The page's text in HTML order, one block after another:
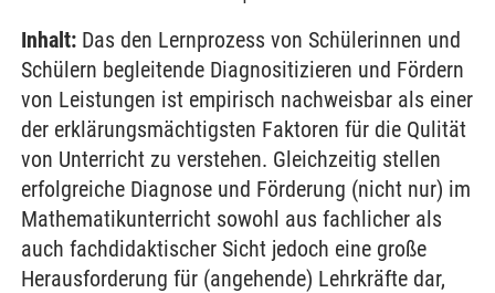
Inhalt: Das den Lernprozess von Schülerinnen und
Schülern begleitende Diagnositizieren und Fördern
von Leistungen ist empirisch nachweisbar als einer
der erklärungsmächtigsten Faktoren für die Qulität
von Unterricht zu verstehen. Gleichzeitig stellen
erfolgreiche Diagnose und Förderung (nicht nur) im
Mathematikunterricht sowohl aus fachlicher als
auch fachdidaktischer Sicht jedoch eine große
Herausforderung für (angehende) Lehrkräfte dar,